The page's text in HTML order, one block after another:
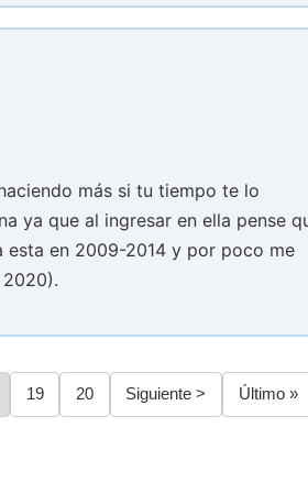
más si tu tiempo te lo
ya que al ingresar en ella pense
esta en 2009-2014 y por poco me
Página
19 Página
20
Siguiente
página
Siguiente >
Última
página
Último »